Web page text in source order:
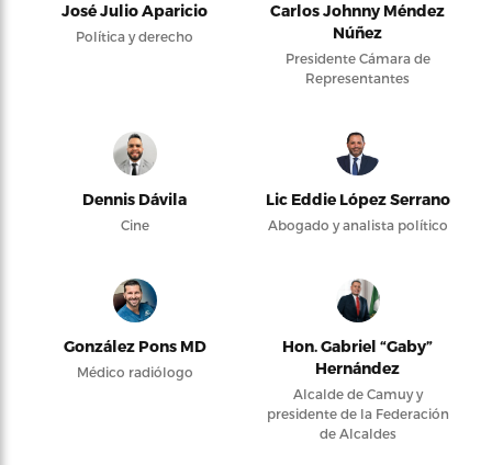
José Julio Aparicio
Política y derecho
Carlos Johnny Méndez
Núñez
Presidente Cámara de
Representantes
Dennis Dávila
Cine
Lic Eddie López Serrano
Abogado y analista político
González Pons MD
Médico radiólogo
Hon. Gabriel “Gaby”
Hernández
Alcalde de Camuy y
presidente de la Federación
de Alcaldes